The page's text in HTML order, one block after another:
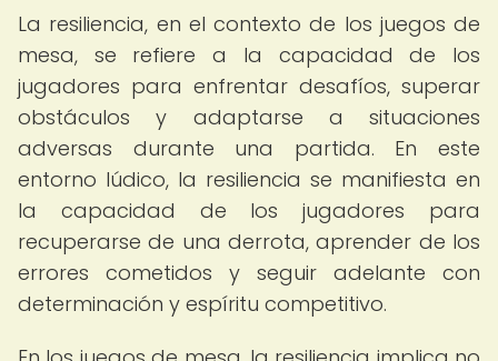
La resiliencia, en el contexto de los juegos de
mesa, se refiere a la capacidad de los
jugadores para enfrentar desafíos, superar
obstáculos y adaptarse a situaciones
adversas durante una partida. En este
entorno lúdico, la resiliencia se manifiesta en
la capacidad de los jugadores para
recuperarse de una derrota, aprender de los
errores cometidos y seguir adelante con
determinación y espíritu competitivo.